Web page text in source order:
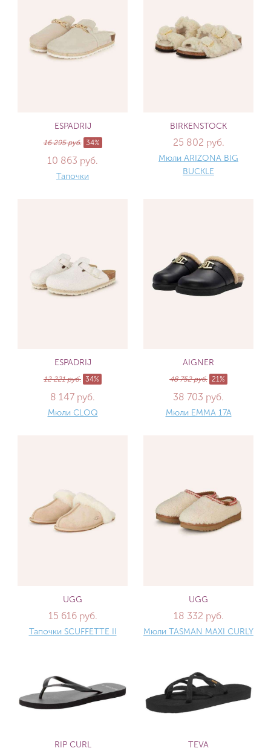
ESPADRIJ
16 295 руб. 34%
10 863 руб.
Тапочки
BIRKENSTOCK
25 802 руб.
Мюли ARIZONA BIG
BUCKLE
ESPADRIJ
12 221 руб. 34%
8 147 руб.
Мюли CLOQ
AIGNER
48 752 руб. 21%
38 703 руб.
Мюли EMMA 17A
UGG
15 616 руб.
Тапочки SCUFFETTE II
UGG
18 332 руб.
Мюли TASMAN MAXI CURLY
RIP CURL TEVA